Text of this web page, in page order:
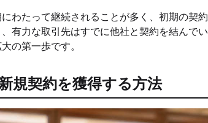
わたって継続されることが多く、初期の契
有力な取引先はすでに他社と契約を結んで
の第一歩です。
規契約を獲得する方法